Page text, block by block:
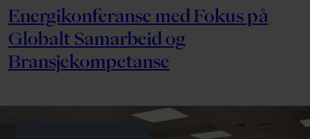
Energikonferanse med Fokus på
Globalt Samarbeid og
Bransjekompetanse